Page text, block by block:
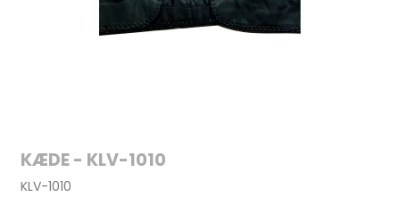
KÆDE - KLV-1010
KLV-1010